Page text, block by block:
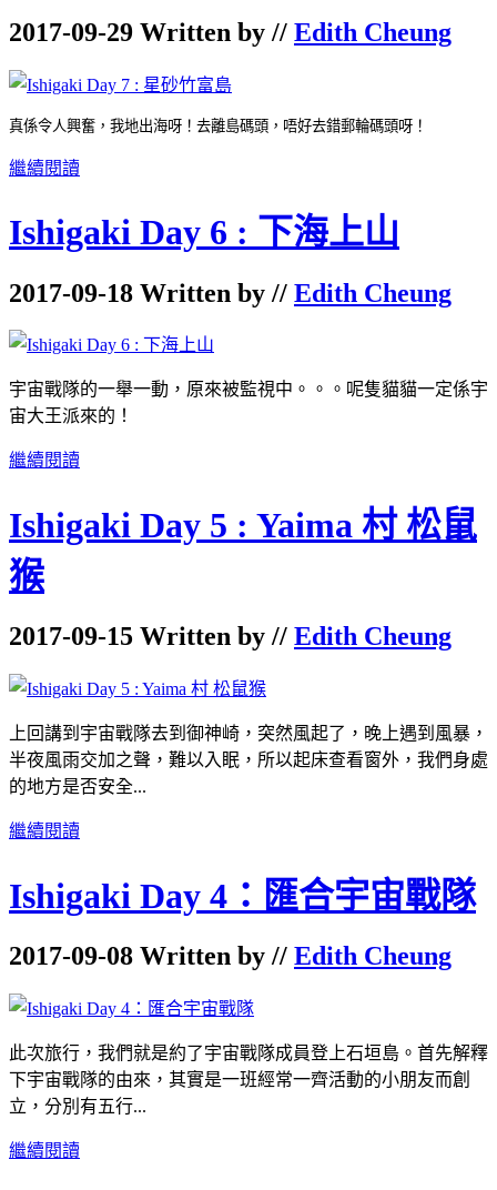
2017-09-29 Written by // Edith Cheung
真係令人興奮，我地出海呀！ 去離島碼頭，唔好去錯郵輪碼頭呀！
繼續閱讀
Ishigaki Day 6 : 下海上山
2017-09-18 Written by // Edith Cheung
宇宙戰隊的一舉一動，原來被監視中。。。呢隻貓貓一定係宇
宙大王派來的！
繼續閱讀
Ishigaki Day 5 : Yaima 村 松鼠
猴
2017-09-15 Written by // Edith Cheung
上回講到宇宙戰隊去到御神崎，突然風起了，晚上遇到風暴，
半夜風雨交加之聲，難以入眠，所以起床查看窗外，我們身處
的地方是否安全...
繼續閱讀
Ishigaki Day 4：匯合宇宙戰隊
2017-09-08 Written by // Edith Cheung
此次旅行，我們就是約了宇宙戰隊成員登上石垣島。首先解釋
下宇宙戰隊的由來，其實是一班經常一齊活動的小朋友而創
立，分別有五行...
繼續閱讀